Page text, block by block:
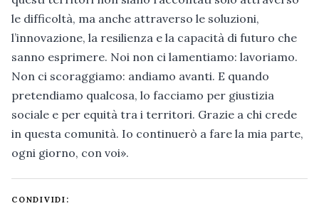
le difficoltà, ma anche attraverso le soluzioni,
l’innovazione, la resilienza e la capacità di futuro che
sanno esprimere. Noi non ci lamentiamo: lavoriamo.
Non ci scoraggiamo: andiamo avanti. E quando
pretendiamo qualcosa, lo facciamo per giustizia
sociale e per equità tra i territori. Grazie a chi crede
in questa comunità. Io continuerò a fare la mia parte,
ogni giorno, con voi».
CONDIVIDI: